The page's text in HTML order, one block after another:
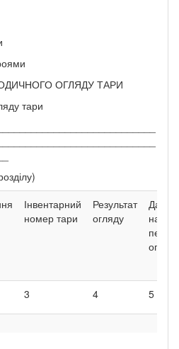
ОГЛЯДУ ТАРИ
тари
Інвентарний
номер тари
Результат
огляду
Дата
огляду
3 4 5